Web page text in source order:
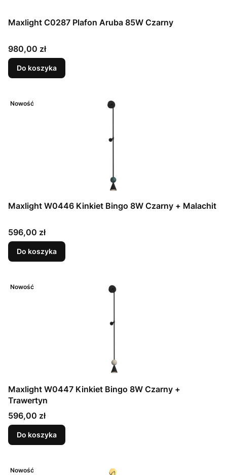
Maxlight C0287 Plafon Aruba 85W Czarny
Cena
980,00 zł
Do koszyka
Nowość
Maxlight W0446 Kinkiet Bingo 8W Czarny + Malachit
Cena
596,00 zł
Do koszyka
Nowość
Maxlight W0447 Kinkiet Bingo 8W Czarny +
Trawertyn
Cena
596,00 zł
Do koszyka
Nowość